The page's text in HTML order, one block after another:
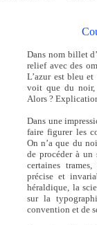
Dans nom billet
relief avec des
L’azur est bleu et
voit que du noir,
Alors ?
Dans une
faire figurer les
On n’a que du
de procéder à un
certaines
précise et
héraldique, la
sur la
convention et de